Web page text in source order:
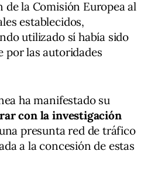
la Comisión Europea al
establecidos,
utilizado sí había sido
por las autoridades
ha manifestado su
con la investigación
presunta red de tráfico
a la concesión de estas